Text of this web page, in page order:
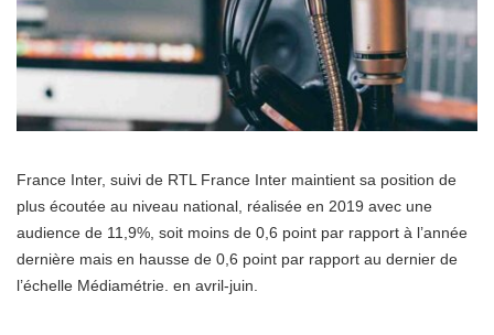
France Inter, suivi de RTL France Inter maintient sa position de
plus écoutée au niveau national, réalisée en 2019 avec une
audience de 11,9%, soit moins de 0,6 point par rapport à l’année
dernière mais en hausse de 0,6 point par rapport au dernier de
l’échelle Médiamétrie. en avril-juin.